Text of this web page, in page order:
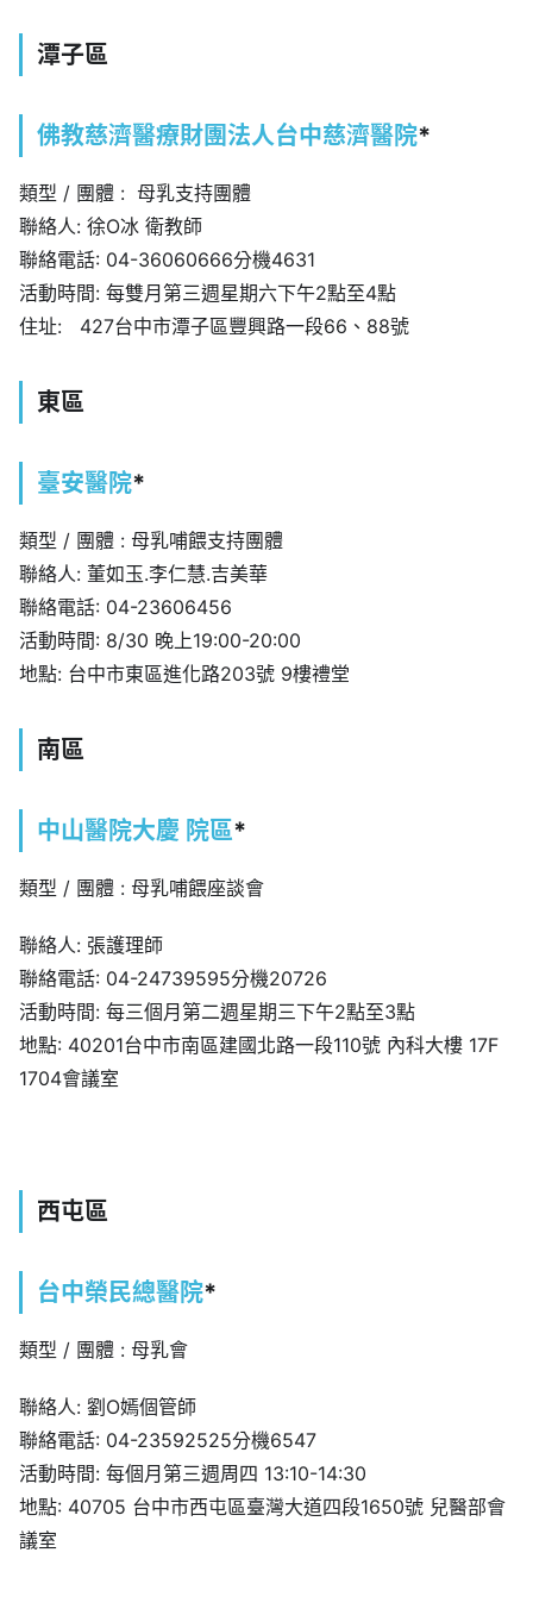
潭子區
佛教慈濟醫療財團法人台中慈濟醫院*
類型 / 團體 : 母乳支持團體
聯絡人: 徐O冰 衛教師
聯絡電話: 04-36060666分機4631
活動時間: 每雙月第三週星期六下午2點至4點
住址: 427台中市潭子區豐興路一段66、88號
東區
臺安醫院*
類型 / 團體 : 母乳哺餵支持團體
聯絡人: 董如玉.李仁慧.吉美華
聯絡電話: 04-23606456
活動時間: 8/30 晚上19:00-20:00
地點: 台中市東區進化路203號 9樓禮堂
南區
中山醫院大慶 院區*
類型 / 團體 : 母乳哺餵座談會
聯絡人: 張護理師
聯絡電話: 04-24739595分機20726
活動時間: 每三個月第二週星期三下午2點至3點
地點: 40201台中市南區建國北路一段110號 內科大樓 17F
1704會議室
西屯區
台中榮民總醫院*
類型 / 團體 : 母乳會
聯絡人: 劉O嫣個管師
聯絡電話: 04-23592525分機6547
活動時間: 每個月第三週周四 13:10-14:30
地點: 40705 台中市西屯區臺灣大道四段1650號 兒醫部會
議室